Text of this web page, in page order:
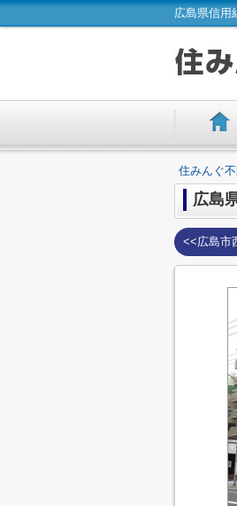
広島県信用
住みんぐ
広島
<<広島市